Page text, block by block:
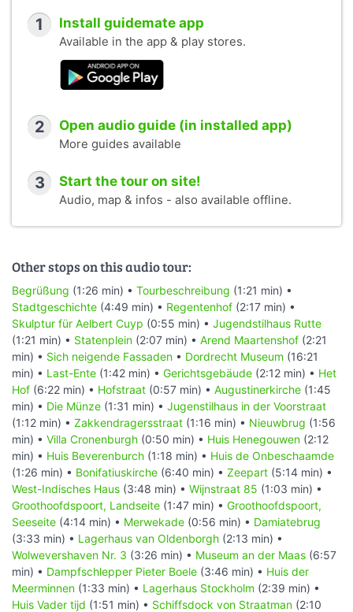
1 Install guidemate app
Available in the app & play stores.
2 Open audio guide (in installed app)
More guides available
3 Start the tour on site!
Audio, map & infos - also available offline.
Other stops on this audio tour:
Begrüßung (1:26 min) • Tourbeschreibung (1:21 min) •
Stadtgeschichte (4:49 min) • Regentenhof (2:17 min) •
Skulptur für Aelbert Cuyp (0:55 min) • Jugendstilhaus Rutte
(1:21 min) • Statenplein (2:07 min) • Arend Maartenshof (2:21
min) • Sich neigende Fassaden • Dordrecht Museum (16:21
min) • Last-Ente (1:42 min) • Gerichtsgebäude (2:12 min) • Het
Hof (6:22 min) • Hofstraat (0:57 min) • Augustinerkirche (1:45
min) • Die Münze (1:31 min) • Jugenstilhaus in der Voorstraat
(1:12 min) • Zakkendragersstraat (1:16 min) • Nieuwbrug (1:56
min) • Villa Cronenburgh (0:50 min) • Huis Henegouwen (2:12
min) • Huis Beverenburch (1:18 min) • Huis de Onbeschaamde
(1:26 min) • Bonifatiuskirche (6:40 min) • Zeepart (5:14 min) •
West-Indisches Haus (3:48 min) • Wijnstraat 85 (1:03 min) •
Groothoofdspoort, Landseite (1:47 min) • Groothoofdspoort,
Seeseite (4:14 min) • Merwekade (0:56 min) • Damiatebrug
(3:33 min) • Lagerhaus van Oldenborgh (2:13 min) •
Wolwevershaven Nr. 3 (3:26 min) • Museum an der Maas (6:57
min) • Dampfschlepper Pieter Boele (3:46 min) • Huis der
Meerminnen (1:33 min) • Lagerhaus Stockholm (2:39 min) •
Huis Vader tijd (1:51 min) • Schiffsdock von Straatman (2:10